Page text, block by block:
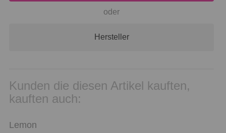
oder
Hersteller
Kunden die diesen Artikel kauften,
kauften auch:
Lemon